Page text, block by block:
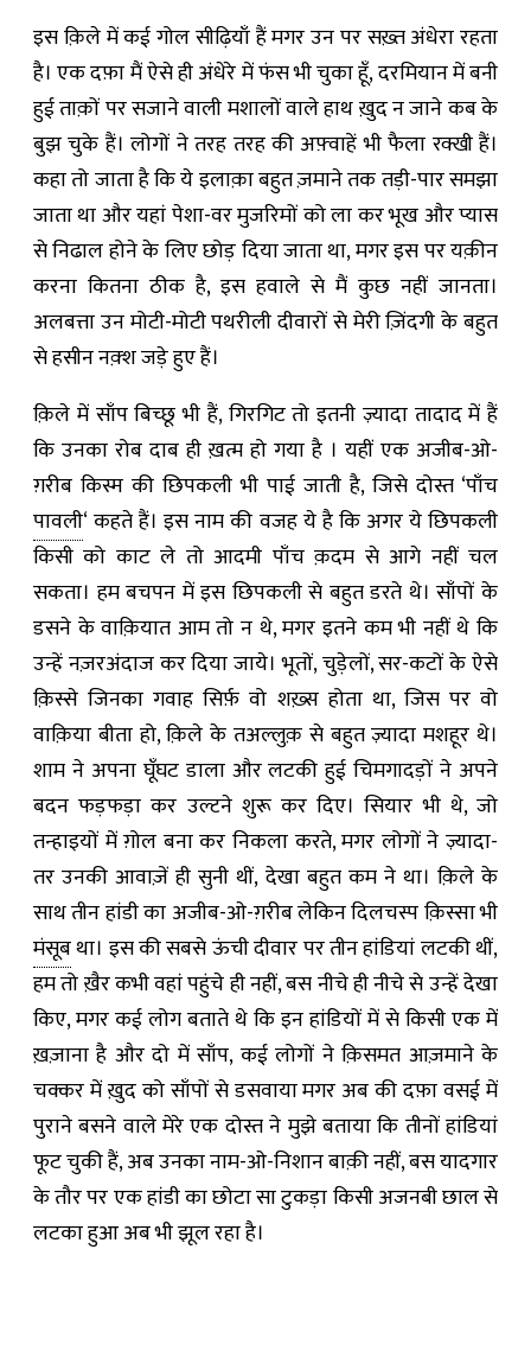
इस क़िले में कई गोल सीढ़ियाँ हैं मगर उन पर सख़्त अंधेरा रहता
है। एक दफ़ा मैं ऐसे ही अंधेरे में फंस भी चुका हूँ,दरमियान में बनी
हुई ताक़ों पर सजाने वाली मशालों वाले हाथ ख़ुद न जाने कब के
बुझ चुके हैं। लोगों ने तरह तरह की अफ़्वाहें भी फैला रक्खी हैं।
कहा तो जाता है कि ये इलाक़ा बहुत ज़माने तक तड़ी-पार समझा
जाता था और यहां पेशा-वर मुजरिमों को ला कर भूख और प्यास
से निढाल होने के लिए छोड़ दिया जाता था,मगर इस पर यक़ीन
करना कितना ठीक है, इस हवाले से मैं कुछ नहीं जानता।
अलबत्ता उन मोटी-मोटी पथरीली दीवारों से मेरी ज़िंदगी के बहुत
से हसीन नक़्श जड़े हुए हैं।
क़िले में साँप बिच्छू भी हैं,गिरगिट तो इतनी ज़्यादा तादाद में हैं
कि उनका रोब दाब ही ख़त्म हो गया है । यहीं एक अजीब-ओ-
ग़रीब किस्म की छिपकली भी पाई जाती है, जिसे दोस्त ‘पाँच
पावली‘कहते हैं। इस नाम की वजह ये है कि अगर ये छिपकली
किसी को काट ले तो आदमी पाँच क़दम से आगे नहीं चल
सकता। हम बचपन में इस छिपकली से बहुत डरते थे। साँपों के
डसने के वाक़ियात आम तो न थे,मगर इतने कम भी नहीं थे कि
उन्हें नज़रअंदाज कर दिया जाये। भूतों,चुड़ेलों,सर-कटों के ऐसे
क़िस्से जिनका गवाह सिर्फ़ वो शख़्स होता था, जिस पर वो
वाक़िया बीता हो,क़िले के तअल्लुक़ से बहुत ज़्यादा मशहूर थे।
शाम ने अपना घूँघट डाला और लटकी हुई चिमगादड़ों ने अपने
बदन फड़फड़ा कर उल्टने शुरू कर दिए। सियार भी थे,जो
तन्हाइयों में ग़ोल बना कर निकला करते,मगर लोगों ने ज़्यादा-
तर उनकी आवाज़ें ही सुनी थीं, देखा बहुत कम ने था। क़िले के
साथ तीन हांडी का अजीब-ओ-ग़रीब लेकिन दिलचस्प क़िस्सा भी
मंसूबथा। इस की सबसे ऊंची दीवार पर तीन हांडियां लटकी थीं,
हम तो ख़ैर कभी वहां पहुंचे ही नहीं,बस नीचे ही नीचे से उन्हें देखा
किए,मगर कई लोग बताते थे कि इन हांडियों में से किसी एक में
ख़ज़ाना है और दो में साँप, कई लोगों ने क़िसमत आज़माने के
चक्कर में ख़ुद को साँपों से डसवाया मगर अब की दफ़ा वसई में
पुराने बसने वाले मेरे एक दोस्त ने मुझे बताया कि तीनों हांडियां
फूट चुकी हैं,अब उनका नाम-ओ-निशान बाक़ी नहीं,बस यादगार
के तौर पर एक हांडी का छोटा सा टुकड़ा किसी अजनबी छाल से
लटका हुआ अब भी झूल रहा है।